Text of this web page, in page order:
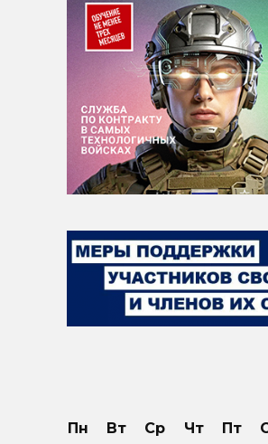
Пн Вт Ср Чт Пт